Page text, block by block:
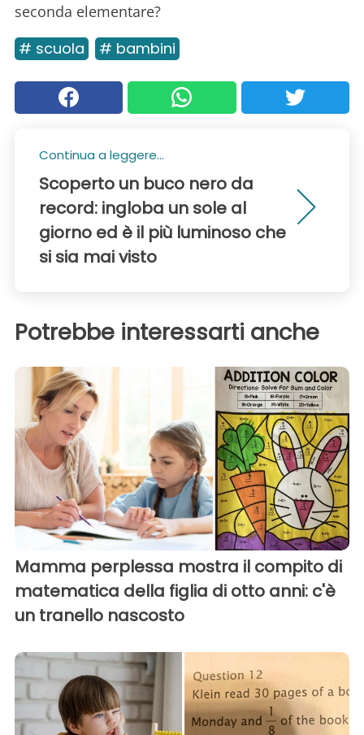
seconda elementare?
# scuola # bambini
Continua a leggere...
Scoperto un buco nero da
record: ingloba un sole al
giorno ed è il più luminoso che
si sia mai visto
Potrebbe interessarti anche
Mamma perplessa mostra il compito di
matematica della figlia di otto anni: c'è
un tranello nascosto